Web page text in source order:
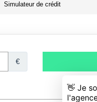
Simulateur de crédit